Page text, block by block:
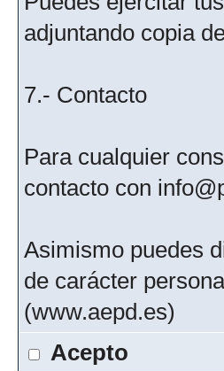
adjuntando copia
7.- Contacto
Para cualquier
contacto con
Asimismo puedes
de carácter
(www.aepd.es)
Acepto